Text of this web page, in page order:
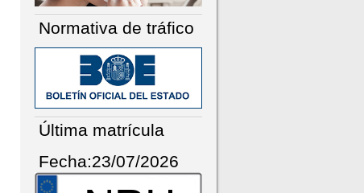
Normativa de tráfico
Última matrícula
Fecha:23/07/2026